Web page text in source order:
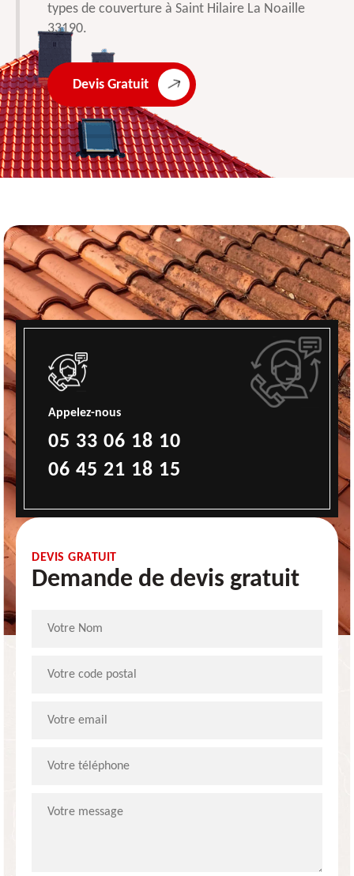
types de couverture à Saint Hilaire La Noaille
33190.
Devis Gratuit
Appelez-nous
05 33 06 18 10
06 45 21 18 15
DEVIS GRATUIT
Demande de devis gratuit